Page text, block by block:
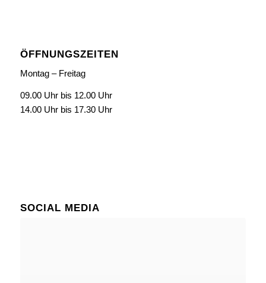
ÖFFNUNGSZEITEN
Montag – Freitag
09.00 Uhr bis 12.00 Uhr
14.00 Uhr bis 17.30 Uhr
SOCIAL MEDIA